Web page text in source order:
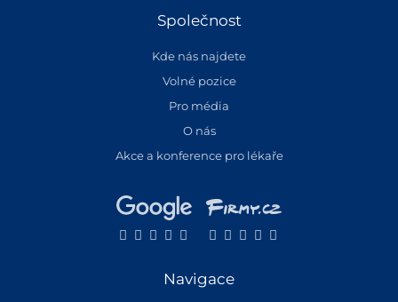
Společnost
Kde nás najdete
Volné pozice
Pro média
O nás
Akce a konference pro lékaře
Navigace